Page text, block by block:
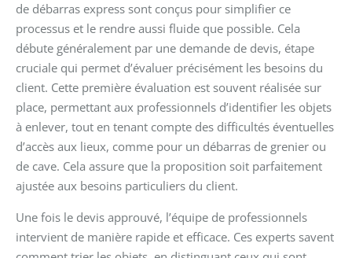
de débarras express sont conçus pour simplifier ce
processus et le rendre aussi fluide que possible. Cela
débute généralement par une demande de devis, étape
cruciale qui permet d’évaluer précisément les besoins du
client. Cette première évaluation est souvent réalisée sur
place, permettant aux professionnels d’identifier les objets
à enlever, tout en tenant compte des difficultés éventuelles
d’accès aux lieux, comme pour un débarras de grenier ou
de cave. Cela assure que la proposition soit parfaitement
ajustée aux besoins particuliers du client.
Une fois le devis approuvé, l’équipe de professionnels
intervient de manière rapide et efficace. Ces experts savent